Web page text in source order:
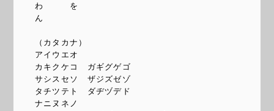
わ を
ん
（カタカナ）
アイウエオ
カキクケコ ガギグゲゴ
サシスセソ ザジズゼゾ
タチツテト ダヂヅデド
ナニヌネノ